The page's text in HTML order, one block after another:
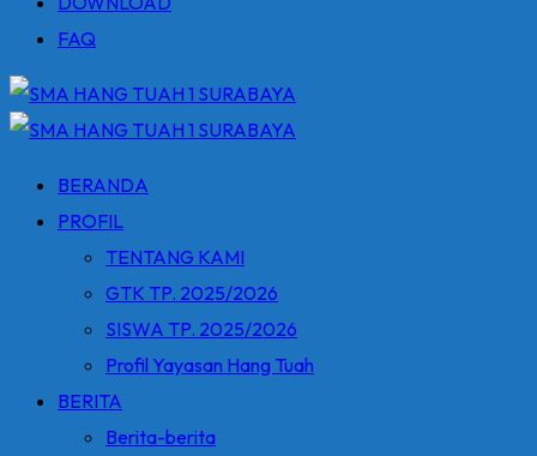
FAQ
BERANDA
PROFIL
TENTANG KAMI
GTK TP. 2025/2026
SISWA TP. 2025/2026
Profil Yayasan Hang Tuah
BERITA
Berita-berita